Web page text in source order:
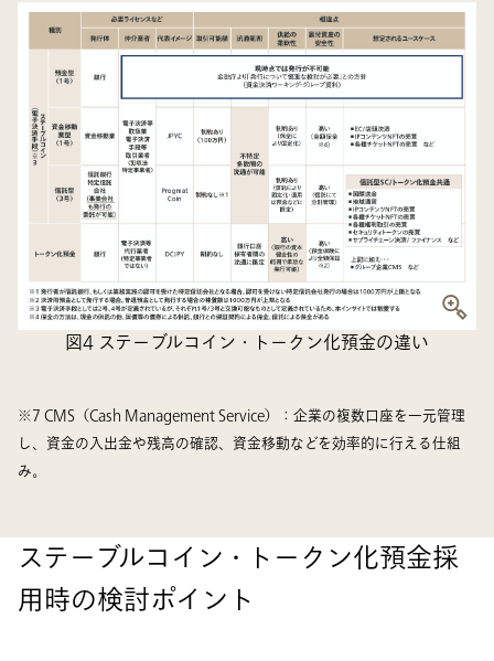
図4 ステーブルコイン・トークン化預金の違い
※7 CMS（Cash Management Service）：企業の複数口座を一元管理
し、資金の入出金や残高の確認、資金移動などを効率的に行える仕組
み。
ステーブルコイン・トークン化預金採
用時の検討ポイント